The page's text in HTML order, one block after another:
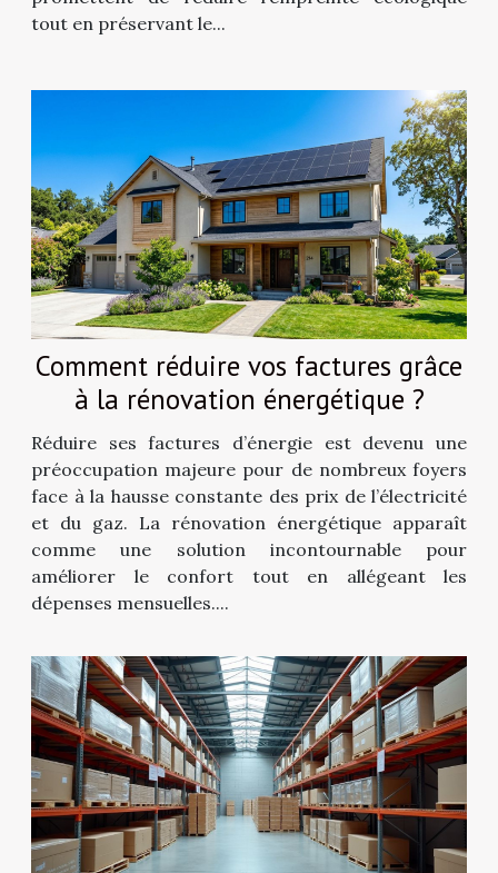
tout en préservant le...
Comment réduire vos factures grâce
à la rénovation énergétique ?
Réduire ses factures d’énergie est devenu une
préoccupation majeure pour de nombreux foyers
face à la hausse constante des prix de l’électricité
et du gaz. La rénovation énergétique apparaît
comme une solution incontournable pour
améliorer le confort tout en allégeant les
dépenses mensuelles....